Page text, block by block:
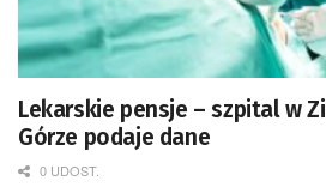
Lekarskie pensje – szpital w
Górze podaje dane
0 UDOST.